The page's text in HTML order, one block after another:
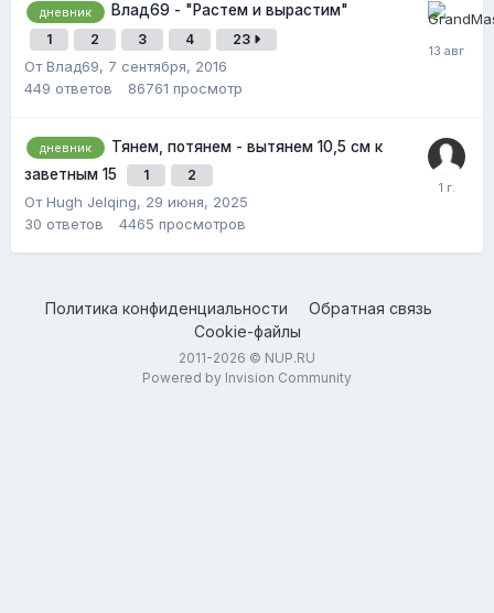
дневник Влад69 - "Растем и вырастим"
1 2 3 4 23
От Влад69, 7 сентября, 2016
449 ответов 86761 просмотр
дневник
Тянем, потянем - вытянем 10,5 см к
заветным 15
1 2
От Hugh Jelqing, 29 июня, 2025
30 ответов 4465 просмотров
Политика конфиденциальности
Обратная связь
Cookie-файлы
2011-2026 © NUP.RU
Powered by Invision Community